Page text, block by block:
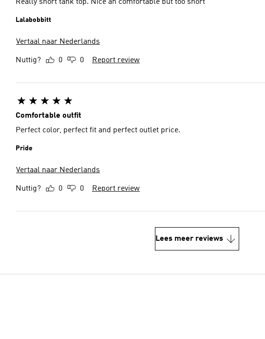
Really short tank top. Nice an comfortable but too short
Lalabobbitt
Vertaal naar Nederlands
Nuttig? 0 0 Report review
Comfortable outfit
Perfect color, perfect fit and perfect outlet price.
Pride
Vertaal naar Nederlands
Nuttig? 0 0 Report review
Lees meer reviews